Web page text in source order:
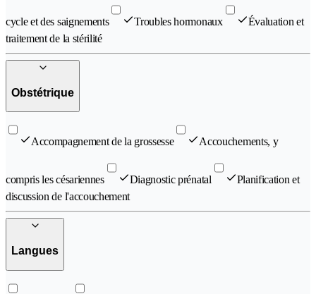
cycle et des saignements Troubles hormonaux
Évaluation et
traitement de la stérilité
Obstétrique
Accompagnement de la grossesse Accouchements, y
compris les césariennes Diagnostic prénatal
Planification et
discussion de l'accouchement
Langues